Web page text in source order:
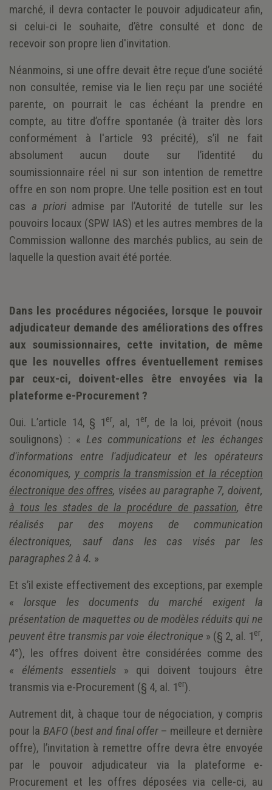
marché, il devra contacter le pouvoir adjudicateur afin,
si celui-ci le souhaite, d’être consulté et donc de
recevoir son propre lien d'invitation.
Néanmoins, si une offre devait être reçue d’une société
non consultée, remise via le lien reçu par une société
parente, on pourrait le cas échéant la prendre en
compte, au titre d’offre spontanée (à traiter dès lors
conformément à l'article 93 précité), s’il ne fait
absolument aucun doute sur l’identité du
soumissionnaire réel ni sur son intention de remettre
offre en son nom propre. Une telle position est en tout
cas a prioriadmise par l’Autorité de tutelle sur les
pouvoirs locaux (SPW IAS) et les autres membres de la
Commission wallonne des marchés publics, au sein de
laquelle la question avait été portée.
Dans les procédures négociées, lorsque le pouvoir
adjudicateur demande des améliorations des offres
aux soumissionnaires, cette invitation, de même
que les nouvelles offres éventuellement remises
par ceux-ci, doivent-elles être envoyées via la
plateforme e-Procurement ?
Oui. L’article 14, § 1er, al, 1er, de la loi, prévoit (nous
soulignons) : « Les communications et les échanges
d'informations entre l'adjudicateur et les opérateurs
économiques, y compris la transmission et la réception
électronique des offres, visées au paragraphe 7, doivent,
à tous les stades de la procédure de passation, être
réalisés par des moyens de communication
électroniques, sauf dans les cas visés par les
paragraphes 2 à 4. »
Et s’il existe effectivement des exceptions, par exemple
« lorsque les documents du marché exigent la
présentation de maquettes ou de modèles réduits qui ne
peuvent être transmis par voie électronique » (§ 2, al. 1er,
4°), les offres doivent être considérées comme des
« éléments essentiels» qui doivent toujours être
transmis via e-Procurement (§ 4, al. 1er).
Autrement dit, à chaque tour de négociation, y compris
pour la BAFO(best and final offer– meilleure et dernière
offre), l’invitation à remettre offre devra être envoyée
par le pouvoir adjudicateur via la plateforme e-
Procurement et les offres déposées via celle-ci, au